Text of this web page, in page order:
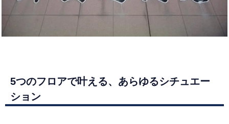
5つのフロアで叶える、あらゆるシチュエー
ション